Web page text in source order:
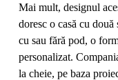
Mai mult, designul
doresc o casă cu
cu sau fără pod, o
personalizat.
la cheie, pe baza